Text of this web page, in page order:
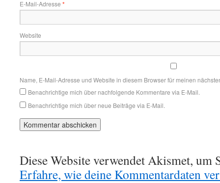
E-Mail-Adresse *
Website
Name, E-Mail-Adresse und Website in diesem Browser für meinen
Benachrichtige mich über nachfolgende Kommentare via E-Mail.
Benachrichtige mich über neue Beiträge via E-Mail.
Diese Website verwendet Akismet, um
Erfahre, wie deine Kommentardaten